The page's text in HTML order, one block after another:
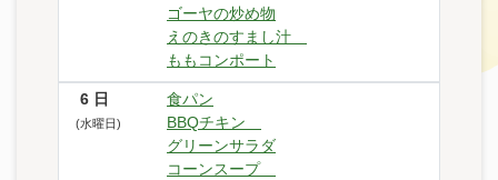
ゴーヤの炒め物
えのきのすまし汁
ももコンポート
6 日
(水曜日)
食パン
BBQチキン
グリーンサラダ
コーンスープ